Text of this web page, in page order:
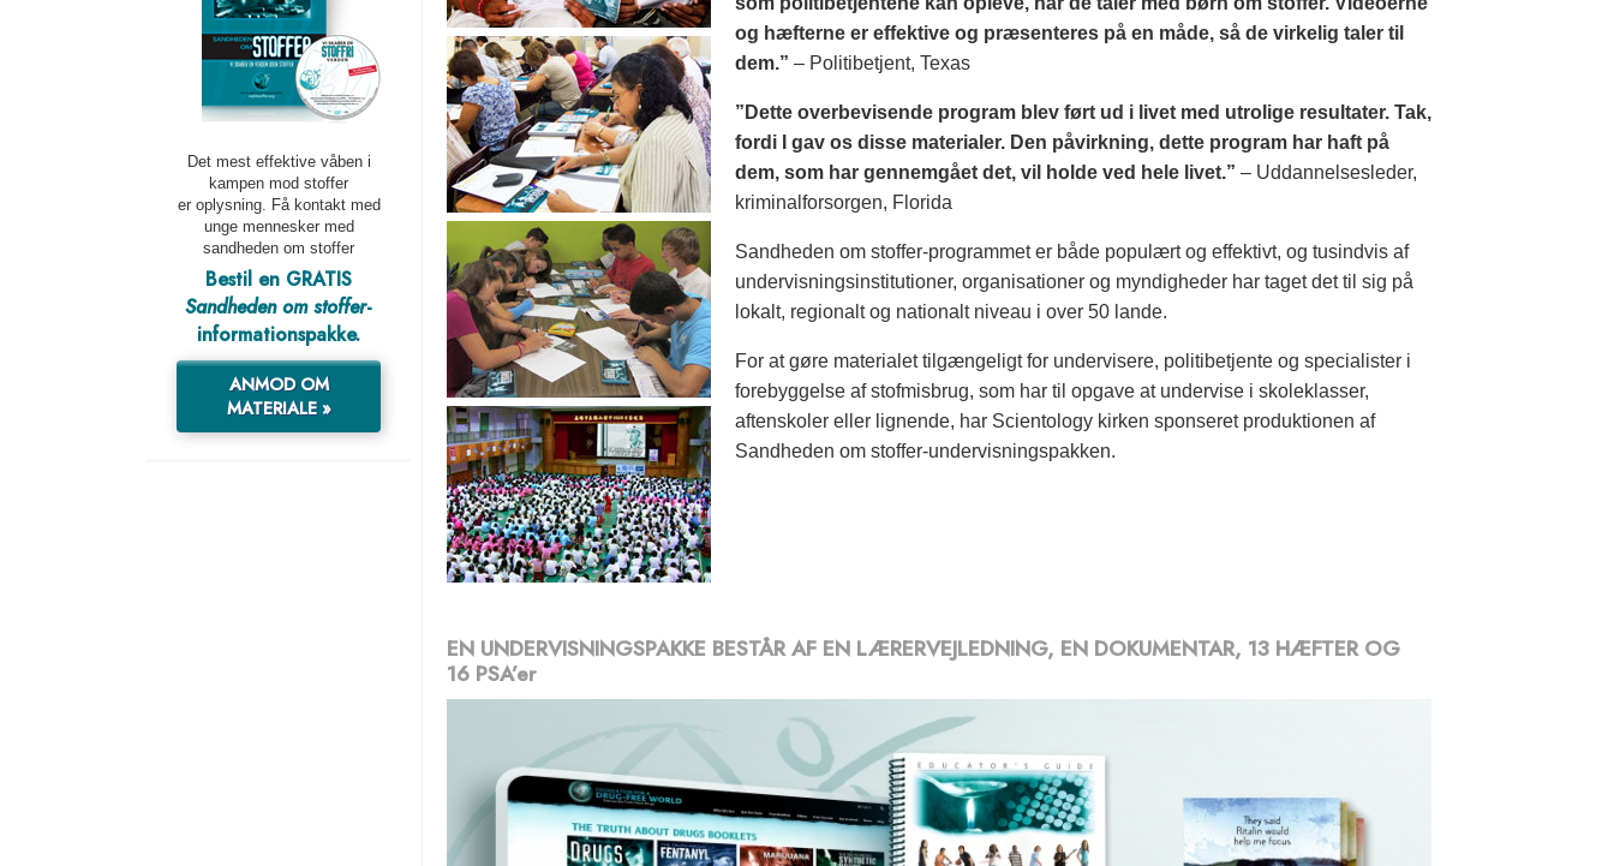
og hæfterne er effektive og præsenteres på en måde, så de virkelig taler til
dem.” – Politibetjent, Texas
”Dette overbevisende program blev ført ud i livet med utrolige resultater. Tak,
fordi I gav os disse materialer. Den påvirkning, dette program har haft på
dem, som har gennemgået det, vil holde ved hele livet.” – Uddannelsesleder,
kriminalforsorgen, Florida
Sandheden om stoffer-programmet er både populært og effektivt, og tusindvis af
undervisningsinstitutioner, organisationer og myndigheder har taget det til sig på
lokalt, regionalt og nationalt niveau i over 50 lande.
For at gøre materialet tilgængeligt for undervisere, politibetjente og specialister i
forebyggelse af stofmisbrug, som har til opgave at undervise i skoleklasser,
aftenskoler eller lignende, har Scientology kirken sponseret produktionen af
Sandheden om stoffer-undervisningspakken.
EN UNDERVISNINGSPAKKE BESTÅR AF EN LÆRERVEJLEDNING, EN DOKUMENTAR, 13 HÆFTER OG
16 PSA’er
Det mest effektive våben i
kampen mod stoffer
er oplysning. Få kontakt med
unge mennesker med
sandheden om stoffer
Bestil en GRATIS
Sandheden om stoffer-
informationspakke.
ANMOD OM
MATERIALE »